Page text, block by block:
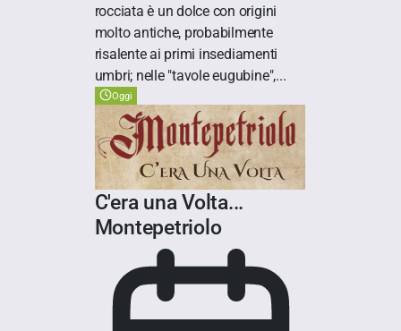
rocciata è un dolce con origini
molto antiche, probabilmente
risalente ai primi insediamenti
umbri; nelle "tavole eugubine",...
Oggi
C'era una Volta...
Montepetriolo